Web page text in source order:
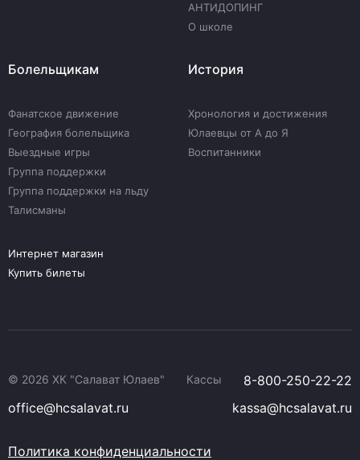
АНТИДОПИНГ
О школе
Болельщикам
Фанатское движение
География болельщика
Выездные игры
Группа поддержки
Группа поддержки на льду
Талисманы
История
Хронология и достижения
Юлаевцы от А до Я
Воспитанники
Интернет магазин
Купить билеты
© 2026 ХК "Салават Юлаев" Кассы
8-800-250-22-22
office@hcsalavat.ru
kassa@hcsalavat.ru
Политика конфиденциальности